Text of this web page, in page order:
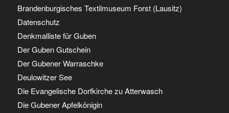
Brandenburgisches Textilmuseum Forst (Lausitz)
Datenschutz
Denkmalliste für Guben
Der Guben Gutschein
Der Gubener Warraschke
Deulowitzer See
Die Evangelische Dorfkirche zu Atterwasch
Die Gubener Apfelkönigin